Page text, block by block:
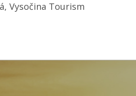
Vysočina Tourism